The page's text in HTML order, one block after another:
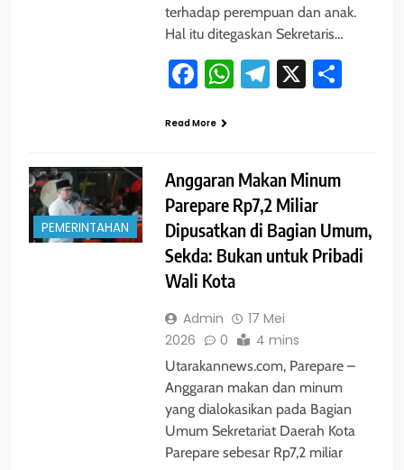
terhadap perempuan dan anak.
Hal itu ditegaskan Sekretaris…
Facebook
WhatsApp
Telegram
X
Read More
PEMERINTAHAN
Anggaran Makan Minum
Parepare Rp7,2 Miliar
Dipusatkan di Bagian Umum,
Sekda: Bukan untuk Pribadi
Wali Kota
Admin
17 Mei
2026
0 4 mins
Utarakannews.com, Parepare –
Anggaran makan dan minum
yang dialokasikan pada Bagian
Umum Sekretariat Daerah Kota
Parepare sebesar Rp7,2 miliar